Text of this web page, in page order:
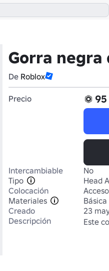
Gorra negra
De Roblox
Precio
95
Intercambiable
No
Tipo
Head
Colocación
Materiales
Básica
Creado
23
Descripción
Este